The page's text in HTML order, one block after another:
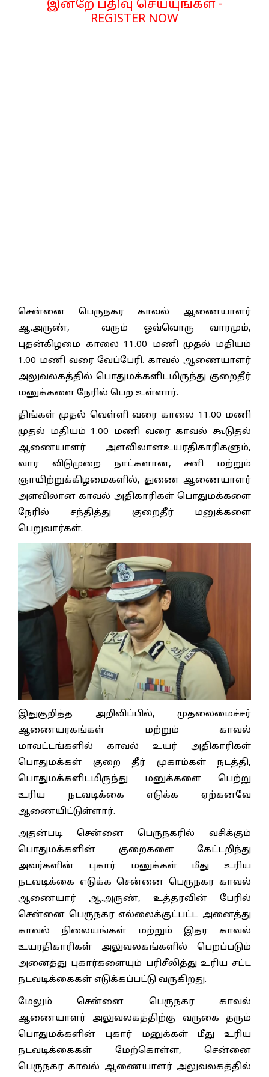
இன்றே பதிவு செய்யுங்கள் -
REGISTER NOW
சென்னை பெருநகர காவல் ஆணையாளர்
ஆ.அருண், வரும் ஒவ்வொரு வாரமும்,
புதன்கிழமை காலை 11.00 மணி முதல் மதியம்
1.00 மணி வரை வேப்பேரி. காவல் ஆணையாளர்
அலுவலகத்தில் பொதுமக்களிடமிருந்து குறைதீர்
மனுக்களை நேரில் பெற உள்ளார்.
திங்கள் முதல் வெள்ளி வரை காலை 11.00 மணி
முதல் மதியம் 1.00 மணி வரை காவல் கூடுதல்
ஆணையாளர் அளவிலானஉயரதிகாரிகளும்,
வார விடுமுறை நாட்களான, சனி மற்றும்
ஞாயிற்றுக்கிழமைகளில், துணை ஆணையாளர்
அளவிலான காவல் அதிகாரிகள் பொதுமக்களை
நேரில் சந்தித்து குறைதீர் மனுக்களை
பெறுவார்கள்.
இதுகுறித்த அறிவிப்பில், முதலைமைச்சர்
ஆணையரகங்கள் மற்றும் காவல்
மாவட்டங்களில் காவல் உயர் அதிகாரிகள்
பொதுமக்கள் குறை தீர் முகாம்கள் நடத்தி,
பொதுமக்களிடமிருந்து மனுக்களை பெற்று
உரிய நடவடிக்கை எடுக்க ஏற்கனவே
ஆணையிட்டுள்ளார்.
அதன்படி சென்னை பெருநகரில் வசிக்கும்
பொதுமக்களின் குறைகளை கேட்டறிந்து
அவர்களின் புகார் மனுக்கள் மீது உரிய
நடவடிக்கை எடுக்க சென்னை பெருநகர காவல்
ஆணையார் ஆ.அருண், உத்தரவின் பேரில்
சென்னை பெருநகர எல்லைக்குட்பட்ட அனைத்து
காவல் நிலையங்கள் மற்றும் இதர காவல்
உயரதிகாரிகள் அலுவலகங்களில் பெறப்படும்
அனைத்து புகார்களையும் பரிசீலித்து உரிய சட்ட
நடவடிக்கைகள் எடுக்கப்பட்டு வருகிறது.
மேலும் சென்னை பெருநகர காவல்
ஆணையாளர் அலுவலகத்திற்கு வருகை தரும்
பொதுமக்களின் புகார் மனுக்கள் மீது உரிய
நடவடிக்கைகள் மேற்கொள்ள, சென்னை
பெருநகர காவல் ஆணையாளர் அலுவலகத்தில்